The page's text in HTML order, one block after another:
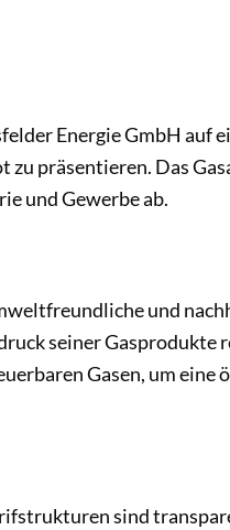
Energie GmbH auf
präsentieren. Das
und Gewerbe ab.
und
seiner Gasprodukte
Gasen, um eine
sind